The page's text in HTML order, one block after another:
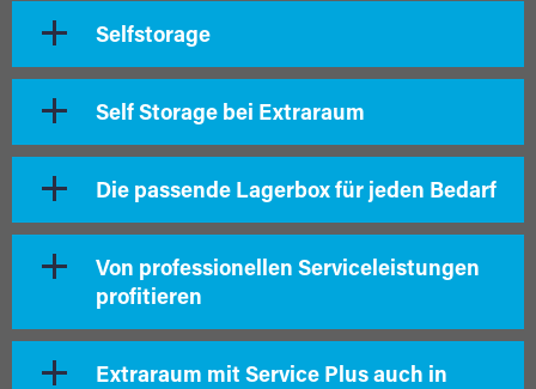
Selfstorage
Self Storage bei Extraraum
Die passende Lagerbox für jeden Bedarf
Von professionellen Serviceleistungen
profitieren
Extraraum mit Service Plus auch in